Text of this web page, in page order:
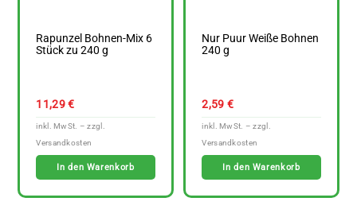
Rapunzel Bohnen-Mix 6
Stück zu 240 g
11,29€
In den Warenkorb
Nur Puur Weiße Bohnen
240 g
2,59 €
In den Warenkorb